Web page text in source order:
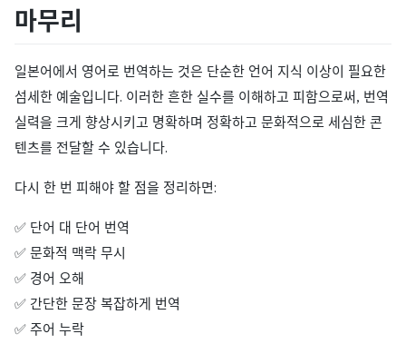
마무리
일본어에서 영어로 번역하는 것은 단순한 언어 지식 이상이 필요한
섬세한 예술입니다. 이러한 흔한 실수를 이해하고 피함으로써, 번역
실력을 크게 향상시키고 명확하며 정확하고 문화적으로 세심한 콘
텐츠를 전달할 수 있습니다.
다시 한 번 피해야 할 점을 정리하면:
✅ 단어 대 단어 번역
✅ 문화적 맥락 무시
✅ 경어 오해
✅ 간단한 문장 복잡하게 번역
✅ 주어 누락